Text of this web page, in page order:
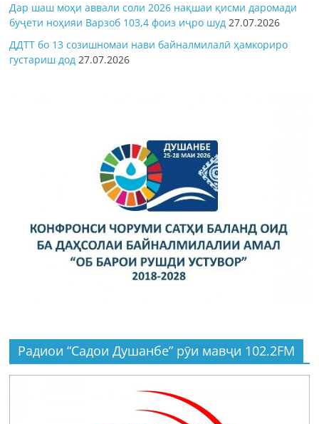
Дар шаш моҳи аввали соли 2026 нақшаи қисми даромади
буҷети ноҳияи Варзоб 103,4 фоиз иҷро шуд 27.07.2026
ДДТТ бо 13 созишномаи нави байналмилалӣ ҳамкориро
густариш дод 27.07.2026
Радиои “Садои Душанбе” рӯи мавҷи 102.2FM